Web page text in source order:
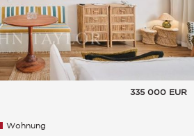
335 000 EUR
Wohnung